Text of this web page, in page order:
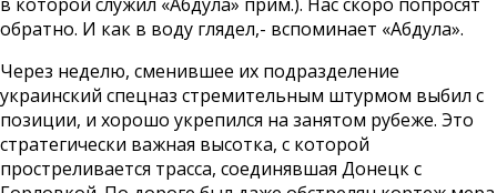
обратно. И как в воду глядел,- вспоминает «Абдула».
Через неделю, сменившее их подразделение
украинский спецназ стремительным штурмом выбил с
позиции, и хорошо укрепился на занятом рубеже. Это
стратегически важная высотка, с которой
простреливается трасса, соединявшая Донецк с